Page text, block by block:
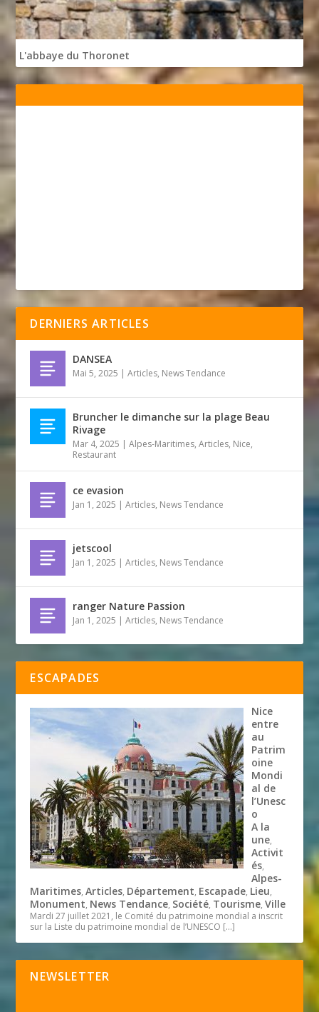
L'abbaye du Thoronet
DERNIERS ARTICLES
DANSEA
Mai 5, 2025 |Articles, News Tendance
Bruncher le dimanche sur la plage Beau
Rivage
Mar 4, 2025 |Alpes-Maritimes,Articles, Nice,
Restaurant
ce evasion
Jan 1, 2025 |Articles, News Tendance
jetscool
Jan 1, 2025 |Articles, News Tendance
ranger Nature Passion
Jan 1, 2025 |Articles, News Tendance
ESCAPADES
Nice
entre
au
Patrim
oine
Mondi
al de
l’Unesc
o
A la
une,
Activit
és,
Alpes-
Maritimes,Articles, Département, Escapade, Lieu,
Monument, News Tendance, Société, Tourisme,Ville
Mardi 27 juillet 2021, le Comité du patrimoine mondial a inscrit
sur la Liste du patrimoine mondial de l’UNESCO […]
NEWSLETTER